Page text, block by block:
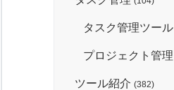
タスク管理ツール
プロジェクト管理
ツール紹介 (382)